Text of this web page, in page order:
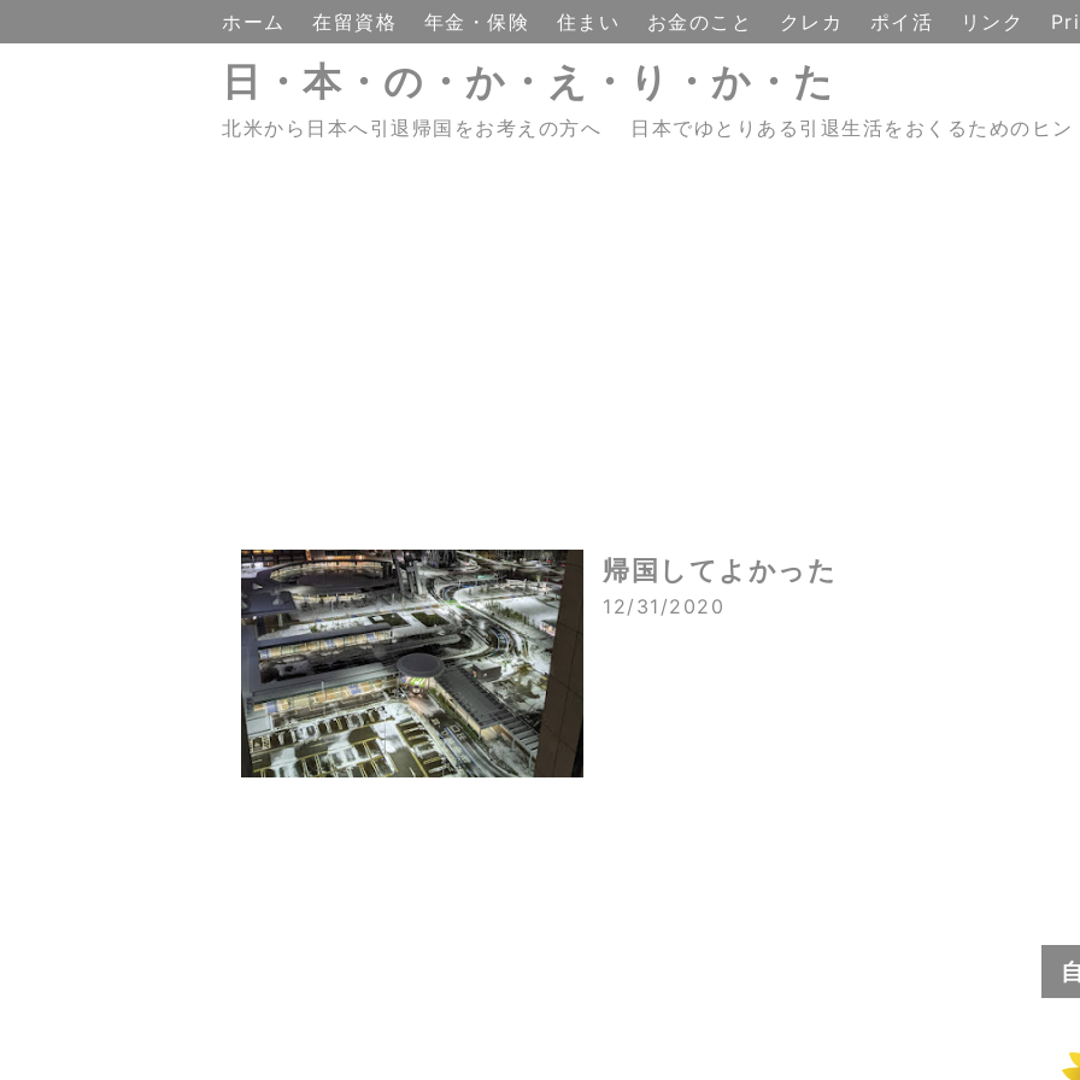
ホーム 在留資格 年金・保険 住まい お金のこと クレカ ポイ活 リンク
日・本・の・か・え・り・か・た
北米から日本へ引退帰国をお考えの方へ 日本でゆとりある引退生活をおくるためのヒン
帰国してよかった
12/31/2020